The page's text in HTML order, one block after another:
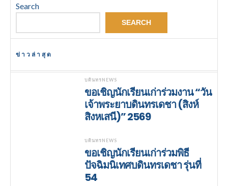
Search
SEARCH
ข่าวล่าสุด
บดินทรNEWS
ขอเชิญนักเรียนเก่าร่วมงาน “วัน
เจ้าพระยาบดินทรเดชา (สิงห์
สิงหเสนี)” 2569
บดินทรNEWS
ขอเชิญนักเรียนเก่าร่วมพิธี
ปัจฉิมนิเทศบดินทรเดชา รุ่นที่
54